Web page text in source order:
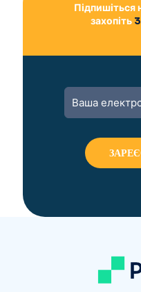
Підпишіться
захопіть